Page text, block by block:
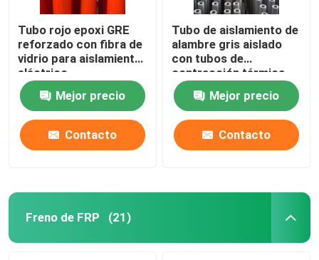
Tubo rojo epoxi GRE
reforzado con fibra de
vidrio para aislamiento
eléctrico
Mejor precio
Contacto
Tubo de aislamiento de
alambre gris aislado
con tubos de
contracción térmica
Mejor precio
Contacto
Freno de FRP (21)